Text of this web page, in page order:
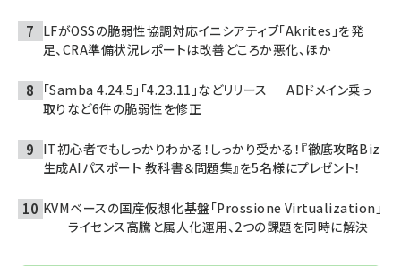
LFがOSSの脆弱性協調対応イニシアティブ「Akrites」を発
足、CRA準備状況レポートは改善どころか悪化、ほか
「Samba 4.24.5」「4.23.11」などリリース ─ ADドメイン乗っ
取りなど6件の脆弱性を修正
IT初心者でもしっかりわかる！しっかり受かる！『徹底攻略Biz
生成AIパスポート 教科書＆問題集』を5名様にプレゼント！
KVMベースの国産仮想化基盤「Prossione Virtualization」
——ライセンス高騰と属人化運用、2つの課題を同時に解決